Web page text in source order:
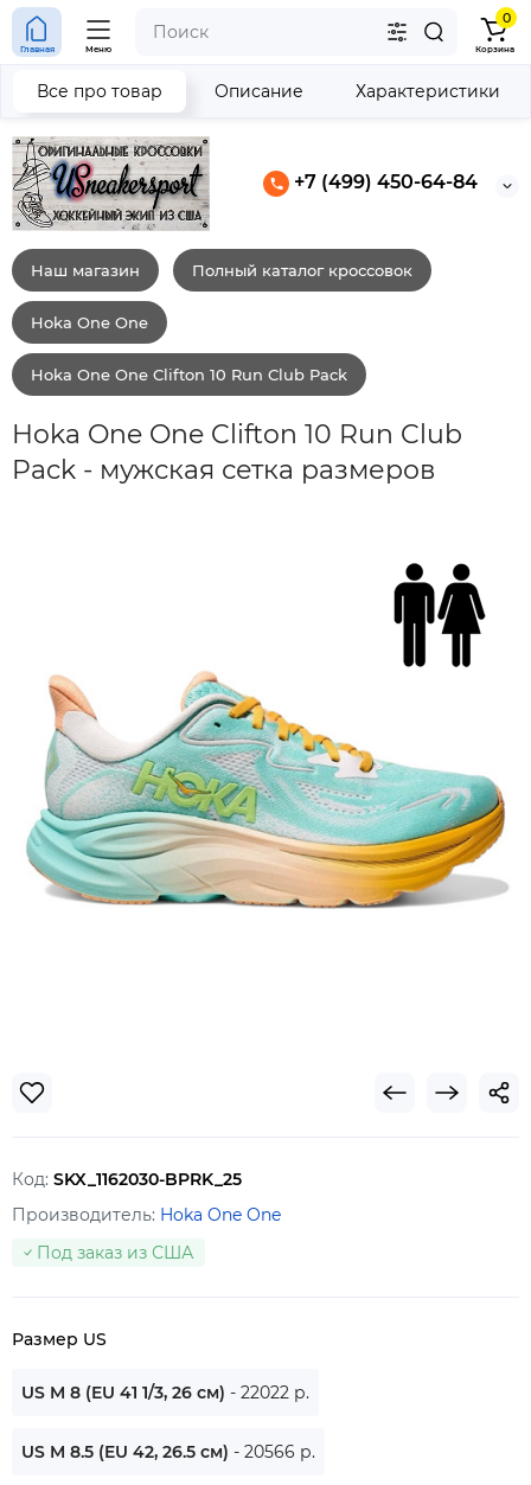
+7 (499) 450-64-84
Главная Меню
0
Корзина
Наш магазин Полный каталог кроссовок
Hoka One One
Hoka One One Clifton 10 Run Club Pack
Hoka One One Clifton 10 Run Club
Pack - мужская сетка размеров
Все про товар Описание Характеристики
Код: SKX_1162030-BPRK_25
Производитель: Hoka One One
Под заказ из США
Размер US
US M 8 (EU 41 1/3, 26 см) - 22022 р.
US M 8.5 (EU 42, 26.5 см) - 20566 р.